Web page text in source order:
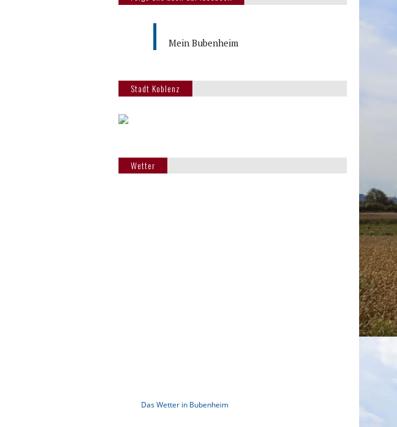
Mein Bubenheim
Stadt Koblenz
Wetter
Das Wetter in Bubenheim